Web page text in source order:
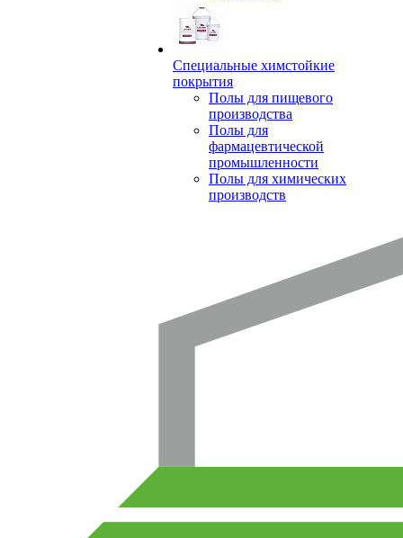
Специальные химстойкие
покрытия
Полы для пищевого
производства
Полы для
фармацевтической
промышленности
Полы для химических
производств